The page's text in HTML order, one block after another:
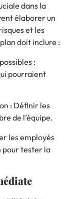
dans la
élaborer un
et les
doit inclure :
:
pourraient
: Définir les
de l’équipe.
les employés
pour tester la